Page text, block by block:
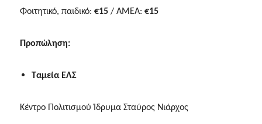
Φοιτητικό, παιδικό: €15/ ΑΜΕΑ: €15
Προπώληση:
Ταμεία ΕΛΣ
Κέντρο Πολιτισμού Ίδρυμα Σταύρος Νιάρχος